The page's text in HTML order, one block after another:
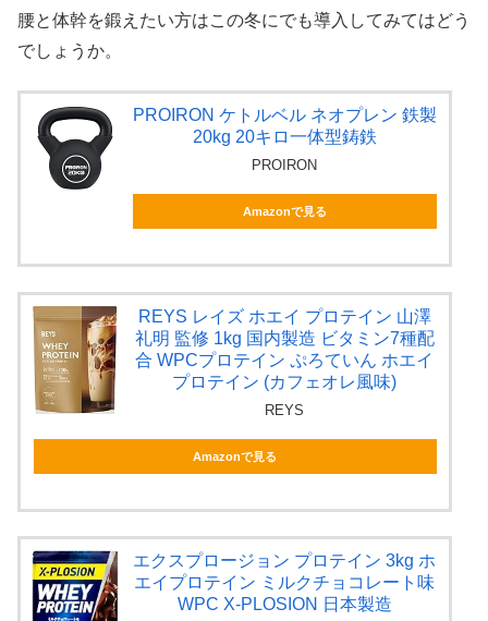
腰と体幹を鍛えたい方はこの冬にでも導入してみてはどう
でしょうか。
PROIRON ケトルベル ネオプレン 鉄製
20kg 20キロ一体型鋳鉄
PROIRON
Amazonで見る
REYS レイズ ホエイ プロテイン 山澤
礼明 監修 1kg 国内製造 ビタミン7種配
合 WPCプロテイン ぷろていん ホエイ
プロテイン (カフェオレ風味)
REYS
Amazonで見る
エクスプロージョン プロテイン 3kg ホ
エイプロテイン ミルクチョコレート味
WPC X-PLOSION 日本製造